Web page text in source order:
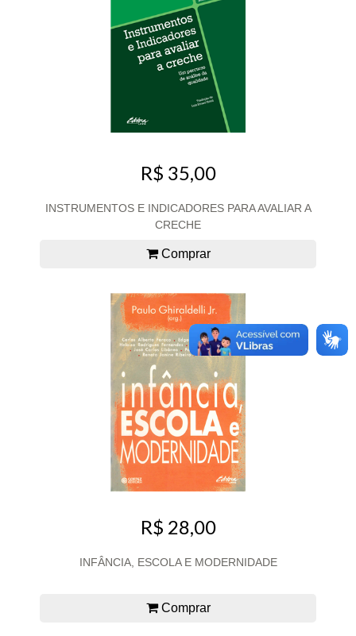
R$ 35,00
INSTRUMENTOS E INDICADORES PARA AVALIAR A
CRECHE
Comprar
R$ 28,00
INFÂNCIA, ESCOLA E MODERNIDADE
Comprar